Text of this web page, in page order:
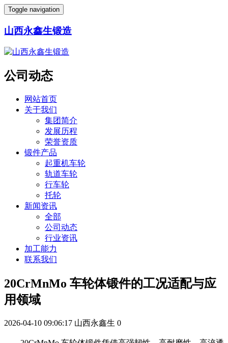
Toggle navigation
山西永鑫生锻造
公司动态
网站首页
关于我们
集团简介
发展历程
荣誉资质
锻件产品
起重机车轮
轨道车轮
行车轮
托轮
新闻资讯
全部
公司动态
行业资讯
加工能力
联系我们
20CrMnMo 车轮体锻件的工况适配与应
用领域
2026-04-10 09:06:17 山西永鑫生 0